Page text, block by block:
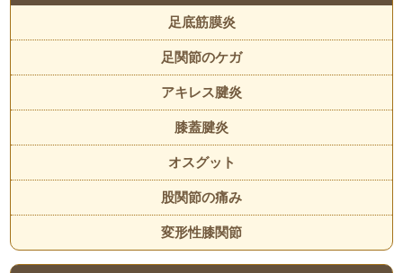
足底筋膜炎
足関節のケガ
アキレス腱炎
膝蓋腱炎
オスグット
股関節の痛み
変形性膝関節